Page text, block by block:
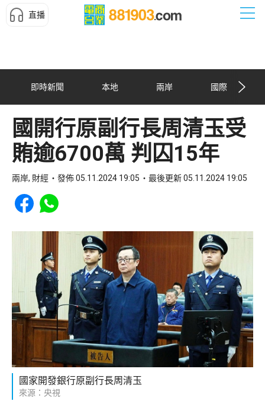
直播
即時新聞 本地 兩岸 國際
國開行原副行長周清玉受
賄逾6700萬 判囚15年
兩岸, 財經 發佈 05.11.2024 19:05 最後更新 05.11.2024 19:05
Share to Facebook
Share to WhatsApp
國家開發銀行原副行長周清玉
來源：央視